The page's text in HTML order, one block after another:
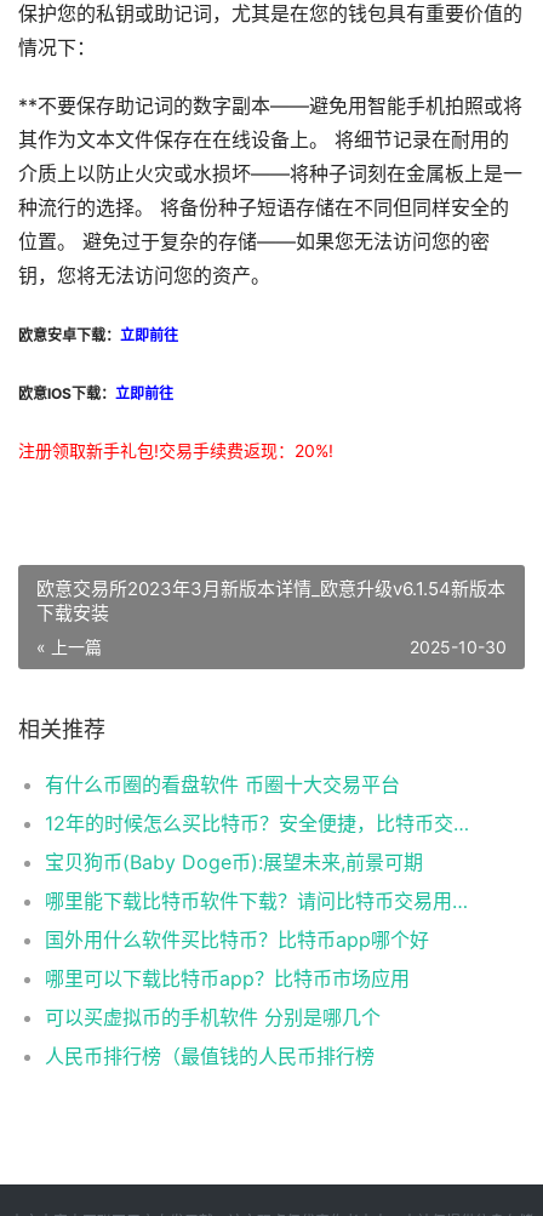
保护您的私钥或助记词，尤其是在您的钱包具有重要价值的
情况下：
**不要保存助记词的数字副本——避免用智能手机拍照或将
其作为文本文件保存在在线设备上。 将细节记录在耐用的
介质上以防止火灾或水损坏——将种子词刻在金属板上是一
种流行的选择。 将备份种子短语存储在不同但同样安全的
位置。 避免过于复杂的存储——如果您无法访问您的密
钥，您将无法访问您的资产。
欧意安卓下载： 立即前往
欧意IOS下载： 立即前往
注册领取新手礼包!交易手续费返现：20%!
欧意交易所2023年3月新版本详情_欧意升级v6.1.54新版本
下载安装
« 上一篇 2025-10-30
相关推荐
有什么币圈的看盘软件 币圈十大交易平台
12年的时候怎么买比特币？安全便捷，比特币交易首选
宝贝狗币(Baby Doge币):展望未来,前景可期
哪里能下载比特币软件下载？请问比特币交易用什么软件
国外用什么软件买比特币？比特币app哪个好
哪里可以下载比特币app？比特币市场应用
可以买虚拟币的手机软件 分别是哪几个
人民币排行榜（最值钱的人民币排行榜